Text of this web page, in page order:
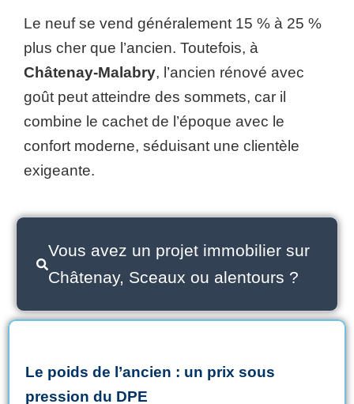
Le neuf se vend généralement 15 % à 25 %
plus cher que l’ancien. Toutefois, à
Châtenay-Malabry, l’ancien rénové avec
goût peut atteindre des sommets, car il
combine le cachet de l’époque avec le
confort moderne, séduisant une clientèle
exigeante.
Vous avez un projet immobilier sur
Châtenay, Sceaux ou alentours ?
Le poids de l’ancien : un prix sous
pression du DPE